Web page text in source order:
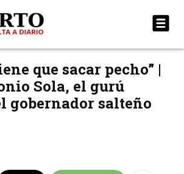
que sacar pecho” |
Sola, el gurú
gobernador salteño